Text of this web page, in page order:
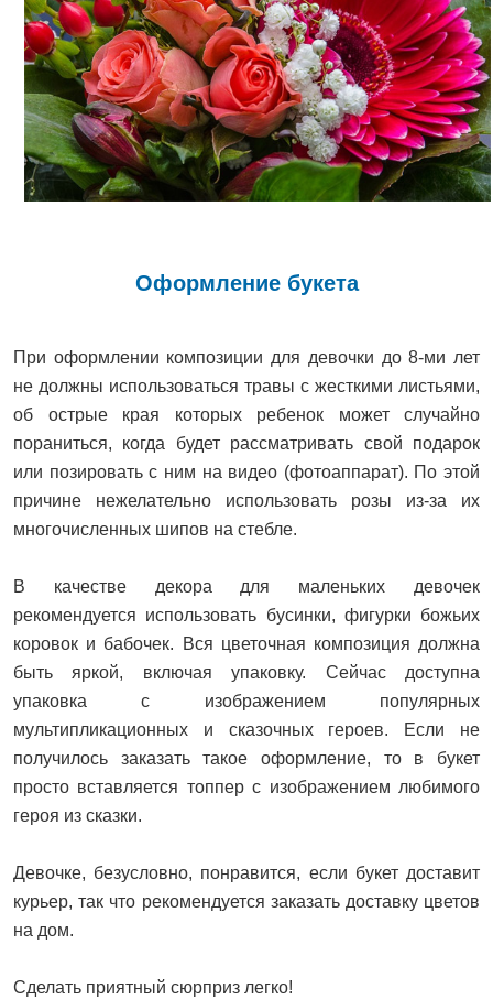
Оформление букета
При оформлении композиции для девочки до 8-ми лет
не должны использоваться травы с жесткими листьями,
об острые края которых ребенок может случайно
пораниться, когда будет рассматривать свой подарок
или позировать с ним на видео (фотоаппарат). По этой
причине нежелательно использовать розы из-за их
многочисленных шипов на стебле.
В качестве декора для маленьких девочек
рекомендуется использовать бусинки, фигурки божьих
коровок и бабочек. Вся цветочная композиция должна
быть яркой, включая упаковку. Сейчас доступна
упаковка с изображением популярных
мультипликационных и сказочных героев. Если не
получилось заказать такое оформление, то в букет
просто вставляется топпер с изображением любимого
героя из сказки.
Девочке, безусловно, понравится, если букет доставит
курьер, так что рекомендуется заказать доставку цветов
на дом.
Сделать приятный сюрприз легко!